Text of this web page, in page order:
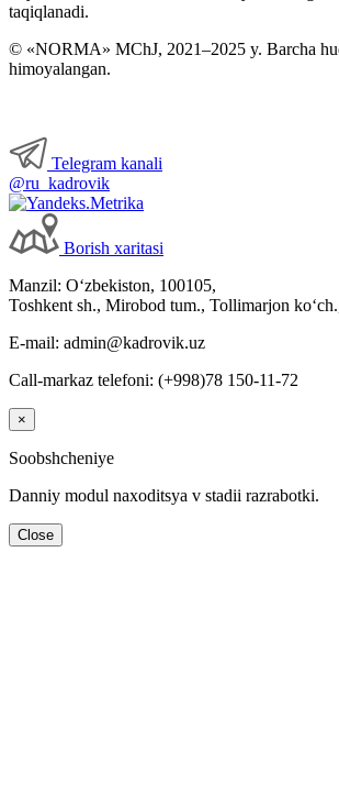
taqiqlanadi.
© «NORMA» MChJ, 2021–2025 y. Barcha
himoyalangan.
Telegram kanali
@ru_kadrovik
Borish хaritasi
Manzil: Oʻzbekiston, 100105,
Toshkent sh., Mirobod tum., Tollimarjon
E-mail: admin@kadrovik.uz
Call-markaz telefoni: (+998)78 150-11-72
×
Soobshcheniye
Danniy modul naхoditsya v stadii razrabotki.
Close